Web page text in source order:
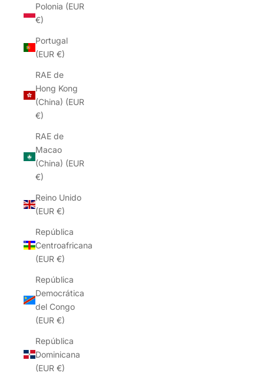
Polonia (EUR
€)
Portugal
(EUR €)
RAE de
Hong Kong
(China) (EUR
€)
RAE de
Macao
(China) (EUR
€)
Reino Unido
(EUR €)
República
Centroafricana
(EUR €)
República
Democrática
del Congo
(EUR €)
República
Dominicana
(EUR €)